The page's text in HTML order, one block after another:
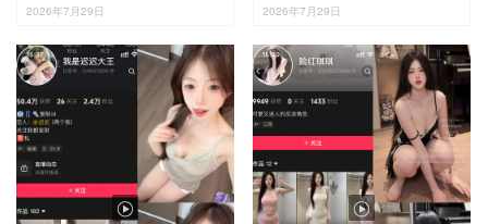
2026年7月29日 2026年7月29日
 